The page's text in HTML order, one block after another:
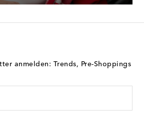
anmelden: Trends, Pre-Shoppings